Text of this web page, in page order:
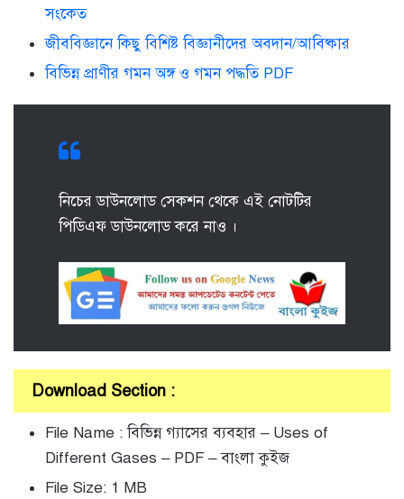
সংকেত
জীববিজ্ঞানে কিছু বিশিষ্ট বিজ্ঞানীদের অবদান/আবিষ্কার
বিভিন্ন প্রাণীর গমন অঙ্গ ও গমন পদ্ধতি PDF
নিচের ডাউনলোড সেকশন থেকে এই নোটটির
পিডিএফ ডাউনলোড করে নাও ।
Download Section :
File Name : বিভিন্ন গ্যাসের ব্যবহার – Uses of
Different Gases – PDF – বাংলা কুইজ
File Size: 1 MB